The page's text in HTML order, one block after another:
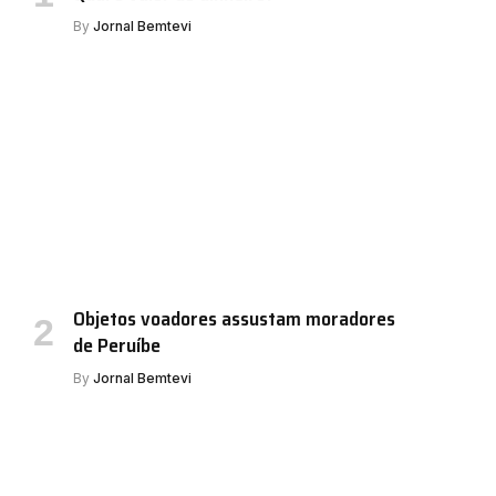
By Jornal Bemtevi
Objetos voadores assustam moradores
de Peruíbe
By Jornal Bemtevi